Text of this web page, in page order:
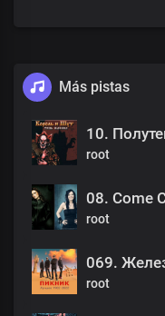
Más pistas
10.
root
08. Come
root
069.
root